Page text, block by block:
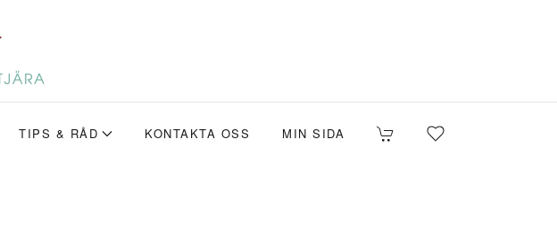
TIPS & RÅD KONTAKTA OSS MIN SIDA